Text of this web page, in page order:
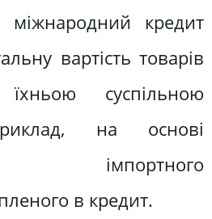
міжнародний кредит
вартість товарів
суспільною
на основі
імпортного
в кредит.